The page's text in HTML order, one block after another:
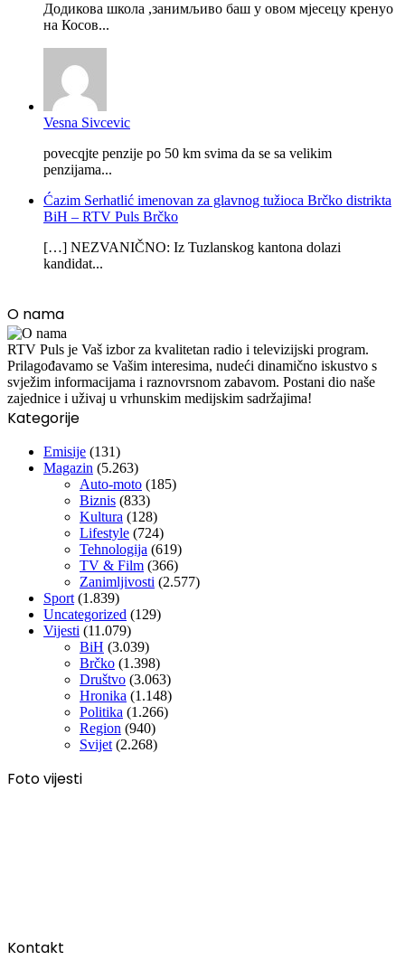
Додикова школа ,занимљиво баш у овом мјесецу кренуо
на Косов...
Vesna Sivcevic
povecqjte penzije po 50 km svima da se sa velikim
penzijama...
Ćazim Serhatlić imenovan za glavnog tužioca Brčko distrikta
BiH – RTV Puls Brčko
[…] NEZVANIČNO: Iz Tuzlanskog kantona dolazi
kandidat...
O nama
RTV Puls je Vaš izbor za kvalitetan radio i televizijski program.
Prilagođavamo se Vašim interesima, nudeći dinamično iskustvo s
svježim informacijama i raznovrsnom zabavom. Postani dio naše
zajednice i uživaj u vrhunskim medijskim sadržajima!
Kategorije
Emisije (131)
Magazin (5.263)
Auto-moto (185)
Biznis (833)
Kultura (128)
Lifestyle (724)
Tehnologija (619)
TV & Film (366)
Zanimljivosti (2.577)
Sport (1.839)
Uncategorized (129)
Vijesti (11.079)
BiH (3.039)
Brčko (1.398)
Društvo (3.063)
Hronika (1.148)
Politika (1.266)
Region (940)
Svijet (2.268)
Foto vijesti
Kontakt